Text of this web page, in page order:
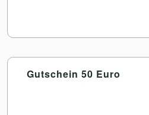
Gutschein 50 Euro